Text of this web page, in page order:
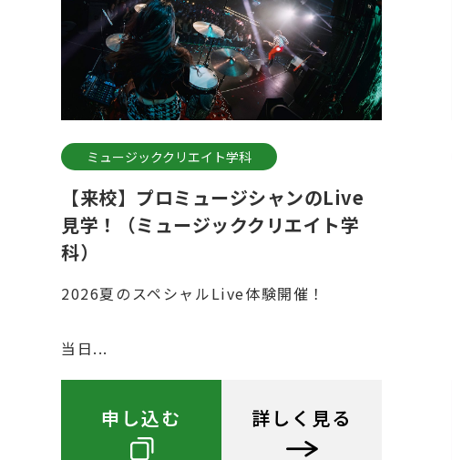
ミュージッククリエイト学科
【来校】プロミュージシャンのLive
見学！（ミュージッククリエイト学
科）
2026夏のスペシャルLive体験開催！
当日...
申し込む 詳しく見る